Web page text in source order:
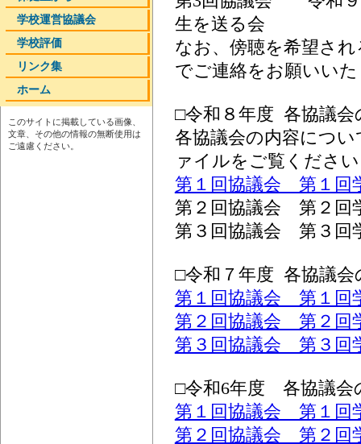
学校運営協議会
学校評価
リンク集
ホーム
このサイトに掲載している画像、
文章、その他の情報の無断使用は
ご遠慮ください。
生を送る会
なお、傍聴を希望さ
でご連絡をお願いいた
□令和８年度 各協議会
各協議会の内容につ
ァイルをご覧くださ
第１回協議会 第１回
第２回協議会 第２回
第３回協議会 第３回
□令和７年度 各協議会
第１回協議会 第１回
第２回協議会 第２回
第３回協議会 第３回
□令和6年度 各協議会
第１回協議会 第１回
第２回協議会 第２回